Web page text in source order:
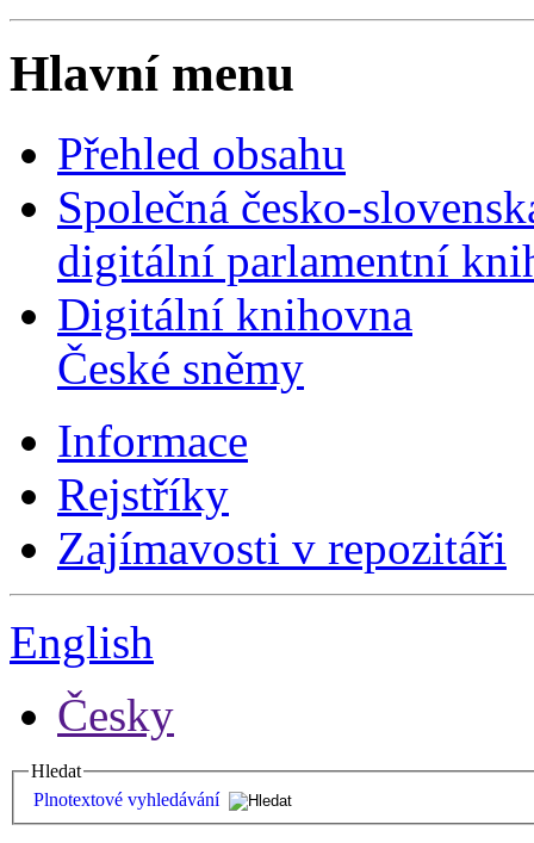
Hlavní menu
Přehled obsahu
Společná česko-
digitální parlamentní
Digitální knihovna
České sněmy
Informace
Rejstříky
Zajímavosti v repozitáři
English
Česky
Hledat
Plnotextové vyhledávání